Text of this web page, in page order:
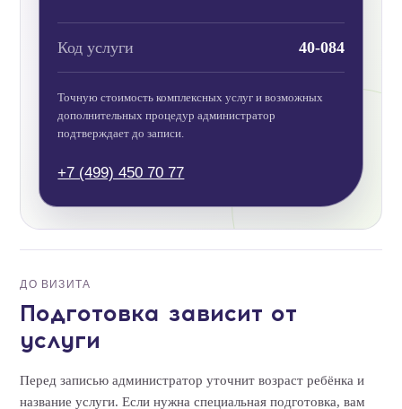
Код услуги 40-084
Точную стоимость комплексных услуг и возможных
дополнительных процедур администратор
подтверждает до записи.
+7 (499) 450 70 77
ДО ВИЗИТА
Подготовка зависит от
услуги
Перед записью администратор уточнит возраст ребёнка и
название услуги. Если нужна специальная подготовка, вам